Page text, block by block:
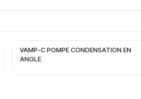
VAMP-C POMPE CONDENSATION EN
ANGLE